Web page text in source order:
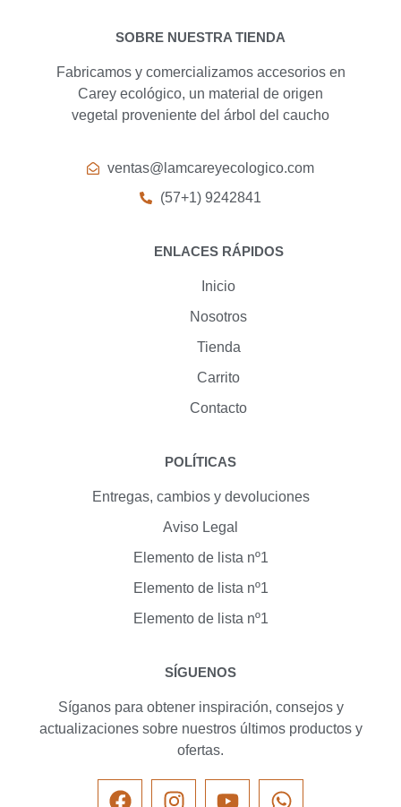
SOBRE NUESTRA TIENDA
Fabricamos y comercializamos accesorios en
Carey ecológico, un material de origen
vegetal proveniente del árbol del caucho
ventas@lamcareyecologico.com
(57+1) 9242841
ENLACES RÁPIDOS
Inicio
Nosotros
Tienda
Carrito
Contacto
POLÍTICAS
Entregas, cambios y devoluciones
Aviso Legal
Elemento de lista nº1
Elemento de lista nº1
Elemento de lista nº1
SÍGUENOS
Síganos para obtener inspiración, consejos y
actualizaciones sobre nuestros últimos productos y
ofertas.